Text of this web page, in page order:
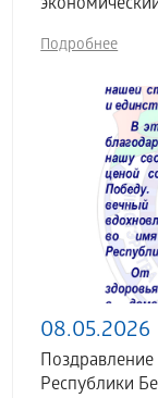
Подробнее
08.05.2026
Республики